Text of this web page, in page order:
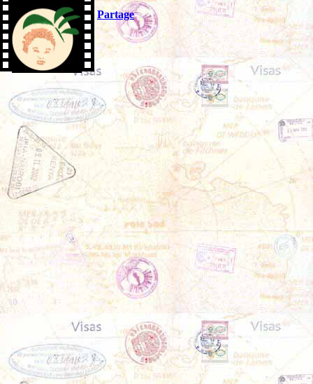
Partage